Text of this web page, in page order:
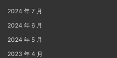
2024 年 7 月
2024 年 6 月
2024 年 5 月
2023 年 4 月